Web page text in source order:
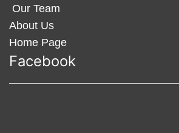
Our Team
About Us
Home Page
Facebook